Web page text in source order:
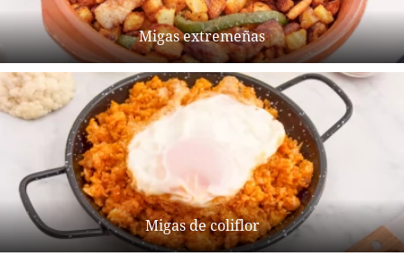
Migas extremeñas
Migas de coliflor